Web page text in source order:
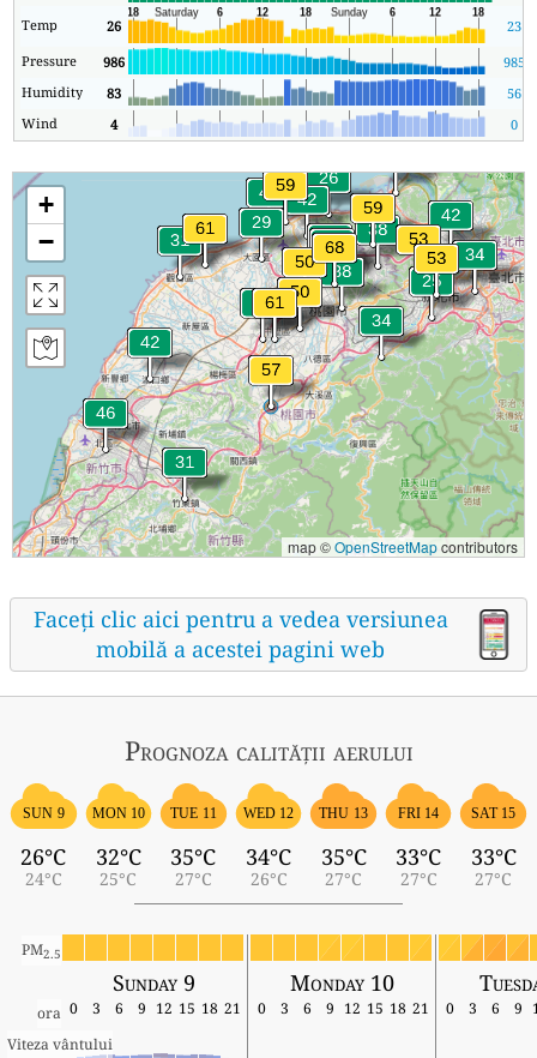
Temp
26 23
Pressure
986 985
Humidity
83 56
Wind
4 0
+
−
map ©OpenStreetMapcontributors
Faceți clic aici pentru a vedea versiunea
mobilă a acestei pagini web
Prognoza calității aerului
SUN 9
26°C
24°C
MON 10
32°C
25°C
TUE 11
35°C
27°C
WED 12
34°C
26°C
THU 13
35°C
27°C
FRI 14
33°C
27°C
SAT 15
33°C
27°C
PM2.5
Sunday 9 Monday 10
ora 0 3 6 9 12 15 18 21 0 3 6 9 12 15 18 21 0 3 6 9
Viteza vântului